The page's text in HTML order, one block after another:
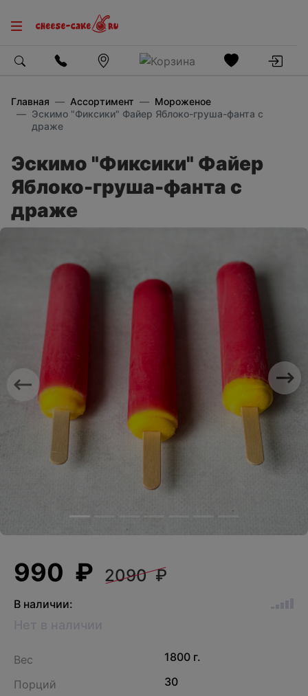
Главная Ассортимент
Мороженое
Эскимо "Фиксики" Файер Яблоко-груша-фанта с
драже
Эскимо "Фиксики" Файер
Яблоко-груша-фанта с
драже
Previous Next
990 ₽ 2090 ₽
В наличии:
Вес
1800 г.
Порций
30